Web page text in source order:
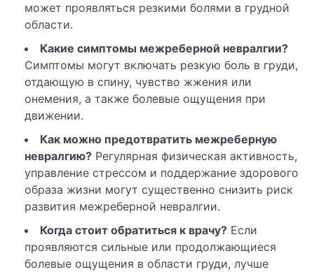
может проявляться резкими болями в грудной
области.
Какие симптомы межреберной невралгии?
Симптомы могут включать резкую боль в груди,
отдающую в спину, чувство жжения или
онемения, а также болевые ощущения при
движении.
Как можно предотвратить межреберную
невралгию? Регулярная физическая активность,
управление стрессом и поддержание здорового
образа жизни могут существенно снизить риск
развития межреберной невралгии.
Когда стоит обратиться к врачу? Если
проявляются сильные или продолжающиеся
болевые ощущения в области груди, лучше